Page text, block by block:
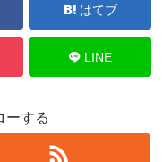
はてブ
LINE
ーする